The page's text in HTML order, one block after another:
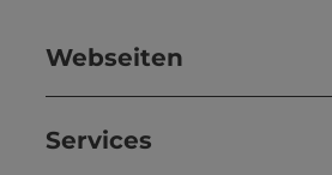
Webseiten
Services